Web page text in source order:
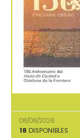
08/08/2026
18 DISPONIBLES